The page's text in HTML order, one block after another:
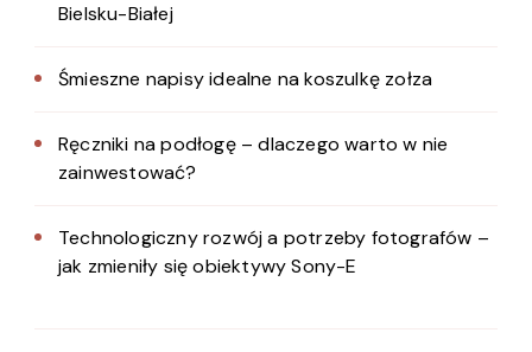
Bielsku-Białej
Śmieszne napisy idealne na koszulkę zołza
Ręczniki na podłogę – dlaczego warto w nie
zainwestować?
Technologiczny rozwój a potrzeby fotografów –
jak zmieniły się obiektywy Sony-E